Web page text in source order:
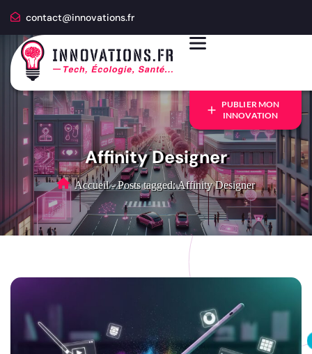
contact@innovations.fr
PUBLIER MON
INNOVATION
Affinity Designer
Accueil - Posts tagged: Affinity Designer